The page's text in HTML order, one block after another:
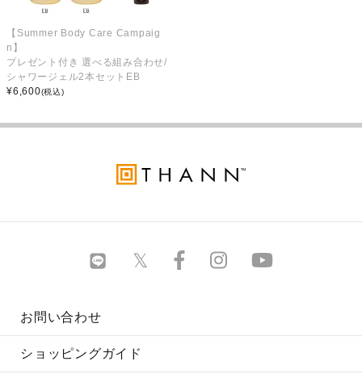
【Summer Body Care Campaig
n】
プレゼント付き 選べる組み合わせ/
シャワージェル2本セットEB
¥6,600(税込)
お問い合わせ
ショッピングガイド